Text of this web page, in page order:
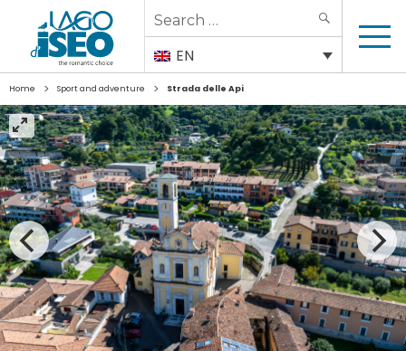
Search
for:
EN
Home > Sport and adventure > Strada delle Api